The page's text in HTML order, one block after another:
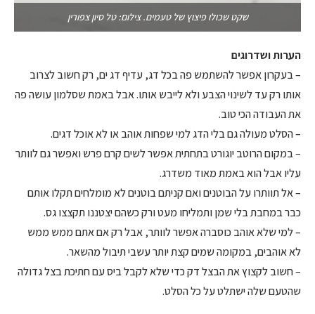
שקט שכולו פיצוץ של טעמים. צילום: טל סיון צפורין
הערות ושדרוגים
– בעקרון אפשר להשתמש פה בכל דג, עדיף דג ים, רק חשוב לצרוב
אותו רק עד לשינוי הצבע ולא לייבש אותו. אבל באמת שסלמון עושה פה
את העבודה הכי טוב.
– הסלט מעולה גם בלי הדג למי שפחות אוהב או לא אוכל דגים.
– במקום הרוטב יוגורט בתחתית אפשר לשים קרם פרש ואפשר גם לוותר
עליו אבל הוא באמת מאוד משדרג.
– אל תוותרו על הבוטנים ואם קניתם בוטנים לא מומלחים תקלו אותם
כבר במחבת בלי שמן ותמליחו מעט ורק כשהם יצטננו תקצצו גס.
– למי שלא אוהב כוסברה אפשר לוותר, אבל רק אם אתם ממש ממש
לא אוהבים, במקומה שמים קצת יותר עשבי תיבול מהשאר.
– חשוב לקצוץ את הבצל דק כדי שלא לקבל ביס עם חתיכת בצל גדולה
שהטעם שלה ישתלט על כל הסלט.